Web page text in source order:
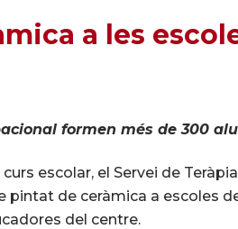
a les
formen més de 300
escolar, el Servei de
pintat de ceràmica a escoles
del centre.